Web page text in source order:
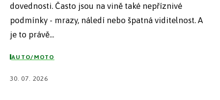
dovednosti. Často jsou na vině také nepříznivé
podmínky - mrazy, náledí nebo špatná viditelnost. A
je to právě...
AUTO/MOTO
30. 07. 2026